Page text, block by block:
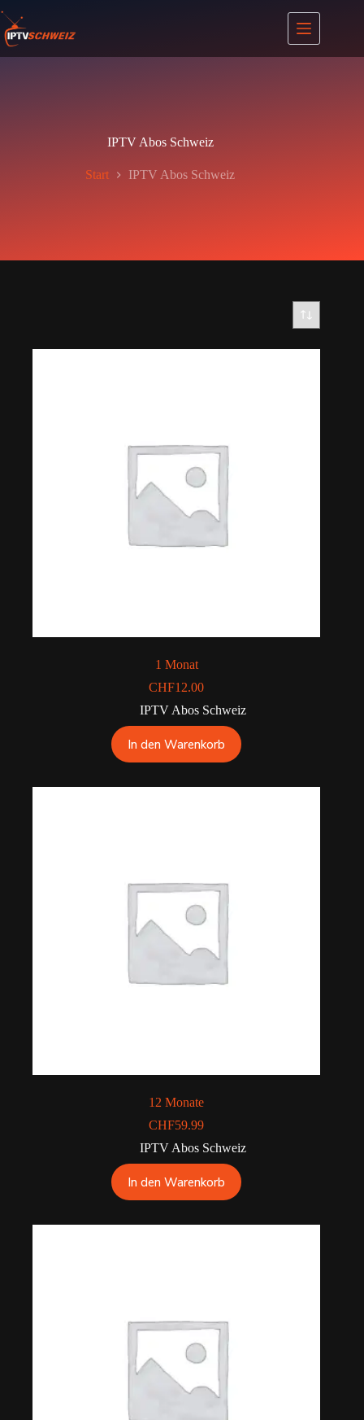
Inhalt
springen
IPTV Abos Schweiz
Start IPTV Abos Schweiz
1 Monat
CHF12.00
IPTV Abos Schweiz
In den Warenkorb
12 Monate
CHF59.99
IPTV Abos Schweiz
In den Warenkorb